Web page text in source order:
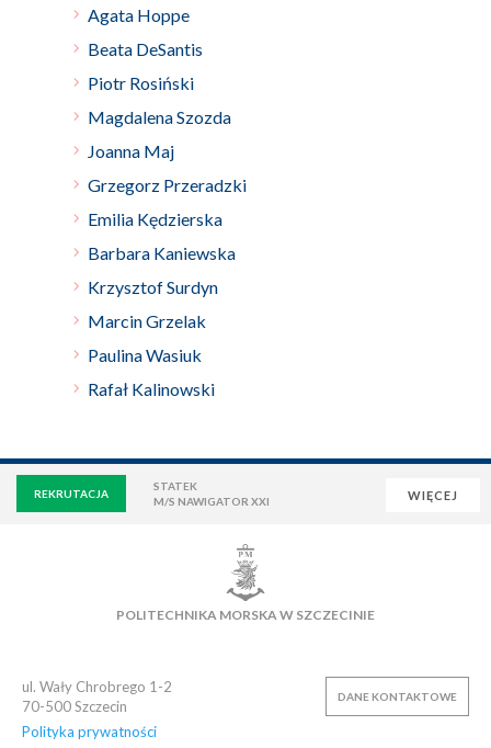
Agata Hoppe
Beata DeSantis
Piotr Rosiński
Magdalena Szozda
Joanna Maj
Grzegorz Przeradzki
Emilia Kędzierska
Barbara Kaniewska
Krzysztof Surdyn
Marcin Grzelak
Paulina Wasiuk
Rafał Kalinowski
WIĘCEJ
REKRUTACJA
STATEK
M/S NAWIGATOR XXI
NAUKOWA BAZA DANYCH
OSIEDLE AKADEMICKIE PŁYWALNIA KLUB AZS
POLITECHNIKA MORSKA W SZCZECINIE
ul. Wały Chrobrego 1-2
70-500Szczecin
Polityka prywatności
DANE KONTAKTOWE